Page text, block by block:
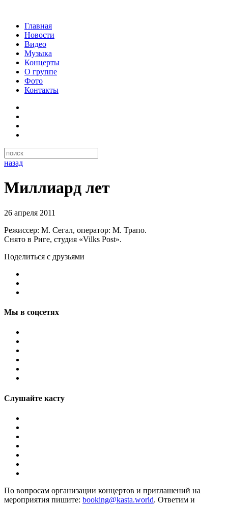
Главная
Новости
Видео
Музыка
Концерты
О группе
Фото
Контакты
назад
Миллиард лет
26 апреля 2011
Режиссер: М. Сегал, оператор: М. Трапо.
Снято в Риге, студия «Vilks Post».
Поделиться с друзьями
Мы в соцсетях
Слушайте касту
По вопросам организации концертов и приглашений на
мероприятия пишите: booking@kasta.world. Ответим и